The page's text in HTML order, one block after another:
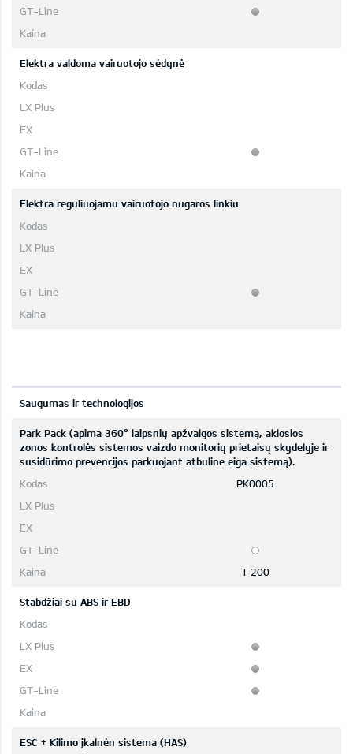
Elektra valdoma vairuotojo sėdynė
Elektra reguliuojamu vairuotojo nugaros linkiu
Saugumas ir technologijos
Park Pack (apima 360° laipsnių apžvalgos sistemą, aklosios
zonos kontrolės sistemos vaizdo monitorių prietaisų skydelyje ir
susidūrimo prevencijos parkuojant atbuline eiga sistemą).
PK0005
1 200
Stabdžiai su ABS ir EBD
ESC + Kilimo įkalnėn sistema (HAS)